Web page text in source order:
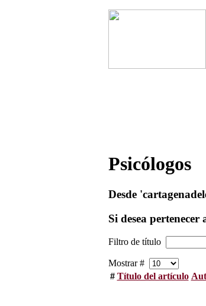
Psicólogos
Desde
Si desea
Filtro de título
Mostrar #
# Título del artículo